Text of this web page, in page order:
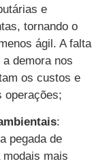
e
tornando o
ágil. A falta
demora nos
os custos e
operações;
:
pegada de
mais